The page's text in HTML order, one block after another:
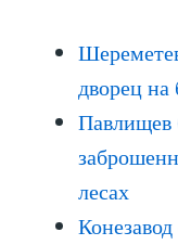
дворец на
лесах